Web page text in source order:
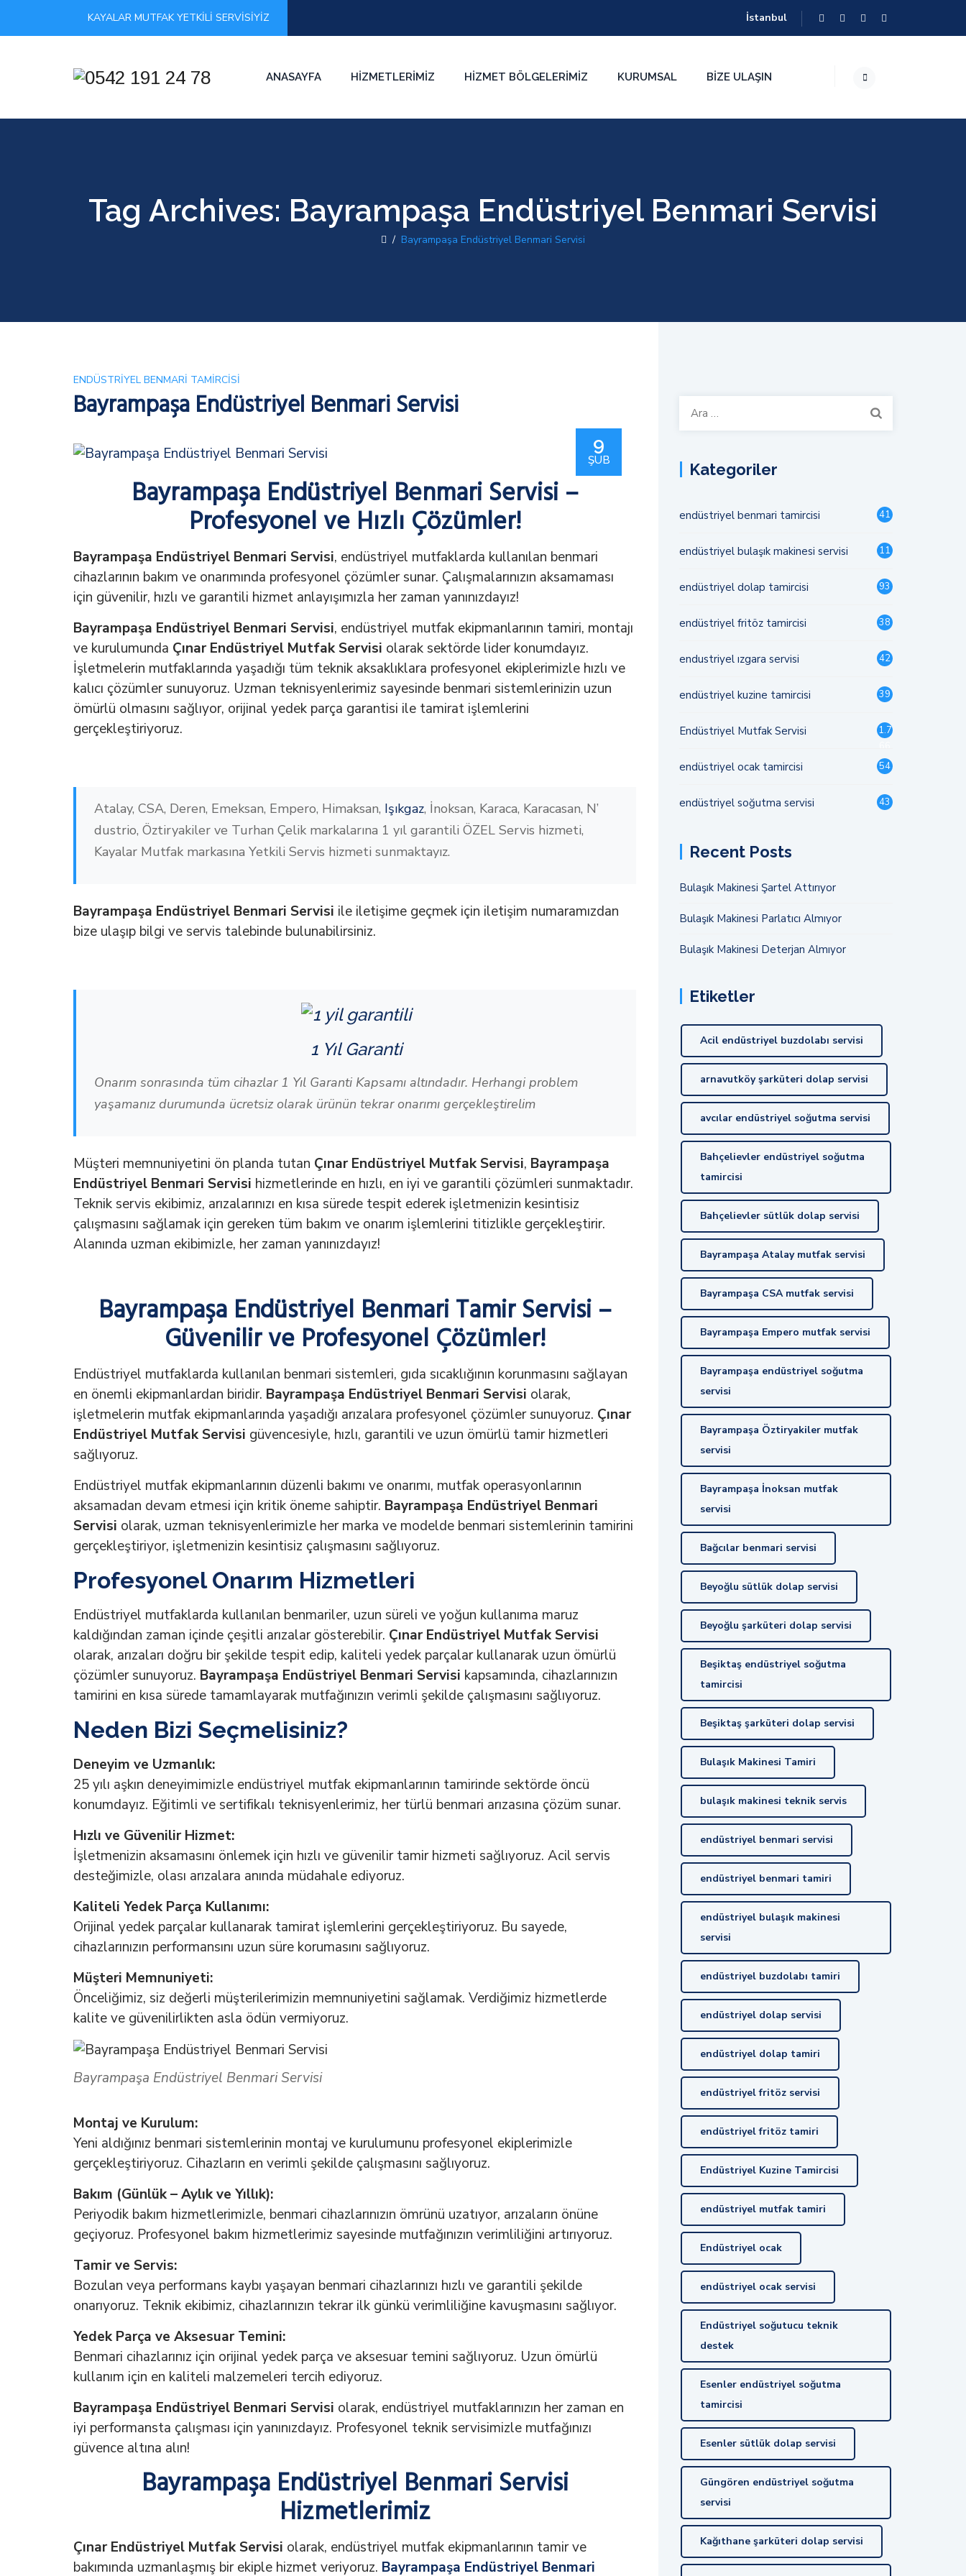
KAYALAR MUTFAK YETKİLİ SERVİSİYİZ İstanbul
ANASAYFA HIZMETLERIMIZ HIZMET BÖLGELERIMIZ KURUMSAL BIZE ULAŞIN
Tag Archives: Bayrampaşa Endüstriyel Benmari Servisi
/ Bayrampaşa Endüstriyel Benmari Servisi
ENDÜSTRIYEL BENMARI TAMIRCISI
Bayrampaşa Endüstriyel Benmari Servisi
9
ŞUB
Bayrampaşa Endüstriyel Benmari Servisi –
Profesyonel ve Hızlı Çözümler!
Bayrampaşa Endüstriyel Benmari Servisi, endüstriyel mutfaklarda kullanılan benmari
cihazlarının bakım ve onarımında profesyonel çözümler sunar. Çalışmalarınızın aksamaması
için güvenilir, hızlı ve garantili hizmet anlayışımızla her zaman yanınızdayız!
Bayrampaşa Endüstriyel Benmari Servisi, endüstriyel mutfak ekipmanlarının tamiri, montajı
ve kurulumunda Çınar Endüstriyel Mutfak Servisi olarak sektörde lider konumdayız.
İşletmelerin mutfaklarında yaşadığı tüm teknik aksaklıklara profesyonel ekiplerimizle hızlı ve
kalıcı çözümler sunuyoruz. Uzman teknisyenlerimiz sayesinde benmari sistemlerinizin uzun
ömürlü olmasını sağlıyor, orijinal yedek parça garantisi ile tamirat işlemlerini
gerçekleştiriyoruz.
Atalay, CSA, Deren, Emeksan, Empero, Himaksan, Işıkgaz, İnoksan, Karaca, Karacasan, N’
dustrio, Öztiryakiler ve Turhan Çelik markalarına 1 yıl garantili ÖZEL Servis hizmeti,
Kayalar Mutfak markasına Yetkili Servis hizmeti sunmaktayız.
Bayrampaşa Endüstriyel Benmari Servisi ile iletişime geçmek için iletişim numaramızdan
bize ulaşıp bilgi ve servis talebinde bulunabilirsiniz.
1 Yıl Garanti
Onarım sonrasında tüm cihazlar 1 Yıl Garanti Kapsamı altındadır. Herhangi problem
yaşamanız durumunda ücretsiz olarak ürünün tekrar onarımı gerçekleştirelim
Müşteri memnuniyetini ön planda tutan Çınar Endüstriyel Mutfak Servisi, Bayrampaşa
Endüstriyel Benmari Servisi hizmetlerinde en hızlı, en iyi ve garantili çözümleri sunmaktadır.
Teknik servis ekibimiz, arızalarınızı en kısa sürede tespit ederek işletmenizin kesintisiz
çalışmasını sağlamak için gereken tüm bakım ve onarım işlemlerini titizlikle gerçekleştirir.
Alanında uzman ekibimizle, her zaman yanınızdayız!
Bayrampaşa Endüstriyel Benmari Tamir Servisi –
Güvenilir ve Profesyonel Çözümler!
Endüstriyel mutfaklarda kullanılan benmari sistemleri, gıda sıcaklığının korunmasını sağlayan
en önemli ekipmanlardan biridir. Bayrampaşa Endüstriyel Benmari Servisi olarak,
işletmelerin mutfak ekipmanlarında yaşadığı arızalara profesyonel çözümler sunuyoruz. Çınar
Endüstriyel Mutfak Servisi güvencesiyle, hızlı, garantili ve uzun ömürlü tamir hizmetleri
sağlıyoruz.
Endüstriyel mutfak ekipmanlarının düzenli bakımı ve onarımı, mutfak operasyonlarının
aksamadan devam etmesi için kritik öneme sahiptir. Bayrampaşa Endüstriyel Benmari
Servisi olarak, uzman teknisyenlerimizle her marka ve modelde benmari sistemlerinin tamirini
gerçekleştiriyor, işletmenizin kesintisiz çalışmasını sağlıyoruz.
Profesyonel Onarım Hizmetleri
Endüstriyel mutfaklarda kullanılan benmariler, uzun süreli ve yoğun kullanıma maruz
kaldığından zaman içinde çeşitli arızalar gösterebilir. Çınar Endüstriyel Mutfak Servisi
olarak, arızaları doğru bir şekilde tespit edip, kaliteli yedek parçalar kullanarak uzun ömürlü
çözümler sunuyoruz. Bayrampaşa Endüstriyel Benmari Servisi kapsamında, cihazlarınızın
tamirini en kısa sürede tamamlayarak mutfağınızın verimli şekilde çalışmasını sağlıyoruz.
Neden Bizi Seçmelisiniz?
Deneyim ve Uzmanlık:
25 yılı aşkın deneyimimizle endüstriyel mutfak ekipmanlarının tamirinde sektörde öncü
konumdayız. Eğitimli ve sertifikalı teknisyenlerimiz, her türlü benmari arızasına çözüm sunar.
Hızlı ve Güvenilir Hizmet:
İşletmenizin aksamasını önlemek için hızlı ve güvenilir tamir hizmeti sağlıyoruz. Acil servis
desteğimizle, olası arızalara anında müdahale ediyoruz.
Kaliteli Yedek Parça Kullanımı:
Orijinal yedek parçalar kullanarak tamirat işlemlerini gerçekleştiriyoruz. Bu sayede,
cihazlarınızın performansını uzun süre korumasını sağlıyoruz.
Müşteri Memnuniyeti:
Önceliğimiz, siz değerli müşterilerimizin memnuniyetini sağlamak. Verdiğimiz hizmetlerde
kalite ve güvenilirlikten asla ödün vermiyoruz.
Bayrampaşa Endüstriyel Benmari Servisi
Montaj ve Kurulum:
Yeni aldığınız benmari sistemlerinin montaj ve kurulumunu profesyonel ekiplerimizle
gerçekleştiriyoruz. Cihazların en verimli şekilde çalışmasını sağlıyoruz.
Bakım (Günlük – Aylık ve Yıllık):
Periyodik bakım hizmetlerimizle, benmari cihazlarınızın ömrünü uzatıyor, arızaların önüne
geçiyoruz. Profesyonel bakım hizmetlerimiz sayesinde mutfağınızın verimliliğini artırıyoruz.
Tamir ve Servis:
Bozulan veya performans kaybı yaşayan benmari cihazlarınızı hızlı ve garantili şekilde
onarıyoruz. Teknik ekibimiz, cihazlarınızın tekrar ilk günkü verimliliğine kavuşmasını sağlıyor.
Yedek Parça ve Aksesuar Temini:
Benmari cihazlarınız için orijinal yedek parça ve aksesuar temini sağlıyoruz. Uzun ömürlü
kullanım için en kaliteli malzemeleri tercih ediyoruz.
Bayrampaşa Endüstriyel Benmari Servisi olarak, endüstriyel mutfaklarınızın her zaman en
iyi performansta çalışması için yanınızdayız. Profesyonel teknik servisimizle mutfağınızı
güvence altına alın!
Bayrampaşa Endüstriyel Benmari Servisi
Hizmetlerimiz
Çınar Endüstriyel Mutfak Servisi olarak, endüstriyel mutfak ekipmanlarının tamir ve
bakımında uzmanlaşmış bir ekiple hizmet veriyoruz. Bayrampaşa Endüstriyel Benmari
Arama:
Kategoriler
endüstriyel benmari tamircisi 41
endüstriyel bulaşık makinesi servisi 11
endüstriyel dolap tamircisi 93
endüstriyel fritöz tamircisi 38
endustriyel ızgara servisi 42
endüstriyel kuzine tamircisi 39
Endüstriyel Mutfak Servisi
1.7
endüstriyel ocak tamircisi 54
endüstriyel soğutma servisi 43
Recent Posts
Bulaşık Makinesi Şartel Attırıyor
Bulaşık Makinesi Parlatıcı Almıyor
Bulaşık Makinesi Deterjan Almıyor
Etiketler
Acil endüstriyel buzdolabı servisi
arnavutköy şarküteri dolap servisi
avcılar endüstriyel soğutma servisi
Bahçelievler endüstriyel soğutma
tamircisi
Bahçelievler sütlük dolap servisi
Bayrampaşa Atalay mutfak servisi
Bayrampaşa CSA mutfak servisi
Bayrampaşa Empero mutfak servisi
Bayrampaşa endüstriyel soğutma
servisi
Bayrampaşa Öztiryakiler mutfak
servisi
Bayrampaşa İnoksan mutfak
servisi
Bağcılar benmari servisi
Beyoğlu sütlük dolap servisi
Beyoğlu şarküteri dolap servisi
Beşiktaş endüstriyel soğutma
tamircisi
Beşiktaş şarküteri dolap servisi
Bulaşık Makinesi Tamiri
bulaşık makinesi teknik servis
endüstriyel benmari servisi
endüstriyel benmari tamiri
endüstriyel bulaşık makinesi
servisi
endüstriyel buzdolabı tamiri
endüstriyel dolap servisi
endüstriyel dolap tamiri
endüstriyel fritöz servisi
endüstriyel fritöz tamiri
Endüstriyel Kuzine Tamircisi
endüstriyel mutfak tamiri
Endüstriyel ocak
endüstriyel ocak servisi
Endüstriyel soğutucu teknik
destek
Esenler endüstriyel soğutma
tamircisi
Esenler sütlük dolap servisi
Güngören endüstriyel soğutma
servisi
Kağıthane şarküteri dolap servisi